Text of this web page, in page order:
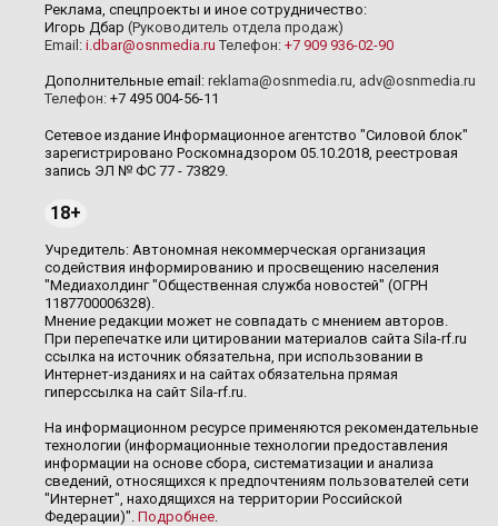
Реклама, спецпроекты и иное сотрудничество:
Игорь Дбар (Руководитель отдела продаж)
Email: i.dbar@osnmedia.ru Телефон: +7 909 936-02-90
Дополнительные email: reklama@osnmedia.ru, adv@osnmedia.ru
Телефон: +7 495 004-56-11
Сетевое издание Информационное агентство "Силовой блок"
зарегистрировано Роскомнадзором 05.10.2018, реестровая
запись ЭЛ № ФС 77 - 73829.
18+
Учредитель: Автономная некоммерческая организация
содействия информированию и просвещению населения
"Медиахолдинг "Общественная служба новостей" (ОГРН
1187700006328).
Мнение редакции может не совпадать с мнением авторов.
При перепечатке или цитировании материалов сайта Sila-rf.ru
ссылка на источник обязательна, при использовании в
Интернет-изданиях и на сайтах обязательна прямая
гиперссылка на сайт Sila-rf.ru.
На информационном ресурсе применяются рекомендательные
технологии (информационные технологии предоставления
информации на основе сбора, систематизации и анализа
сведений, относящихся к предпочтениям пользователей сети
"Интернет", находящихся на территории Российской
Федерации)". Подробнее.